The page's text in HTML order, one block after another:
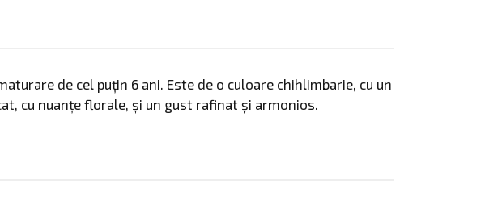
de cel puțin 6 ani. Este de o culoare chihlimbarie, cu un
cu nuanțe florale, și un gust rafinat și armonios.